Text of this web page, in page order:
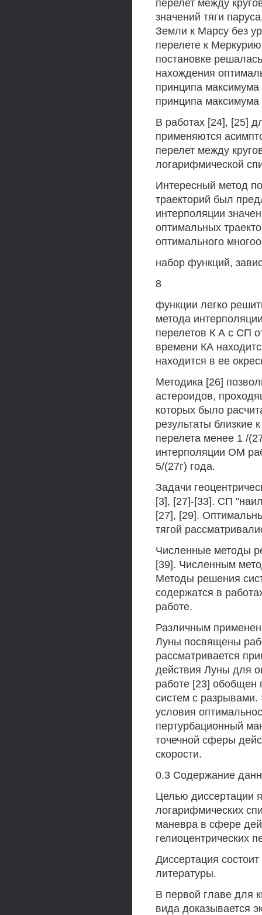
перелет между
значений тяги
Земли к Марсу без
перелете к
постановке
нахождения
принципа
принципа максимума
В работах [24], [25]
применяются
перелет между
логарифмической
Интересный метод
траекторий был
интерполяции
оптимальных
оптимального
набор функций,
8
функции легко
метода
перелетов К А с СП
времени КА
находится в ее
Методика [26]
астероидов,
которых было
результаты близкие
перелета менее 1 /
интерполяции ОМ
5/(27г) года.
Задачи
[3], [27]-[33]. СП
[27], [29].
тягой
Численные методы
[39]. Численным
Методы решения
содержатся в
работе.
Различным
Луны посвящены
рассматривается
действия Луны для
работе [23] обобщен
систем с
условия
пертурбационный
точечной сферы
скорости.
0.3 Содержание
Целью диссертации
логарифмических
маневра в сфере
гелиоцентрических
Диссертация
литературы.
В первой главе для
вида доказывается